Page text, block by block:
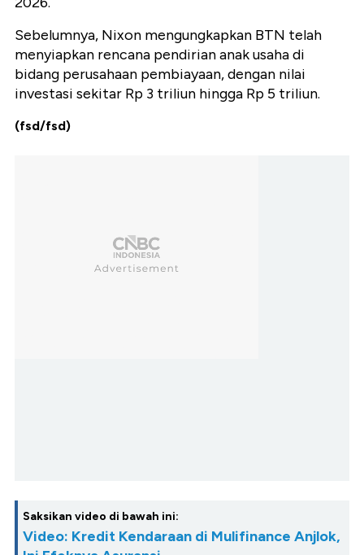
Sebelumnya, Nixon mengungkapkan BTN telah
menyiapkan rencana pendirian anak usaha di
bidang perusahaan pembiayaan, dengan nilai
investasi sekitar Rp 3 triliun hingga Rp 5 triliun.
(fsd/fsd)
Saksikan video di bawah ini:
Video: Kredit Kendaraan di Mulifinance Anjlok,